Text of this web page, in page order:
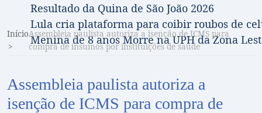
Resultado da Quina de São João 2026
Lula cria plataforma para coibir roubos de
Menina de 8 anos Morre na UPH da Zona
InícioAssembleia paulista autoriza a isenção de ICMS para
compra de insumos por instituições de saúde
Assembleia paulista autoriza a
isenção de ICMS para compra de